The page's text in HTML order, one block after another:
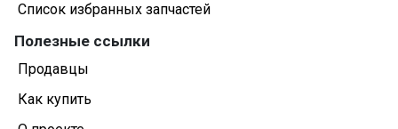
Список избранных запчастей
Полезные ссылки
Продавцы
Как купить